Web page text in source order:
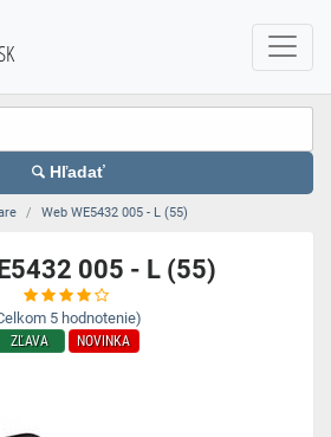
Hľadať
Web WE5432 005 - L (55)
005 - L (55)
5 hodnotenie)
ZĽAVA NOVINKA